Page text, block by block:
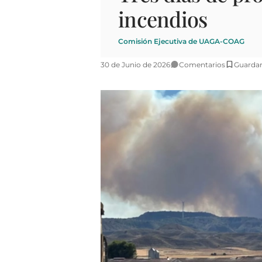
incendios
Comisión Ejecutiva de UAGA-COAG
30 de Junio de 2026 Comentarios Guardar